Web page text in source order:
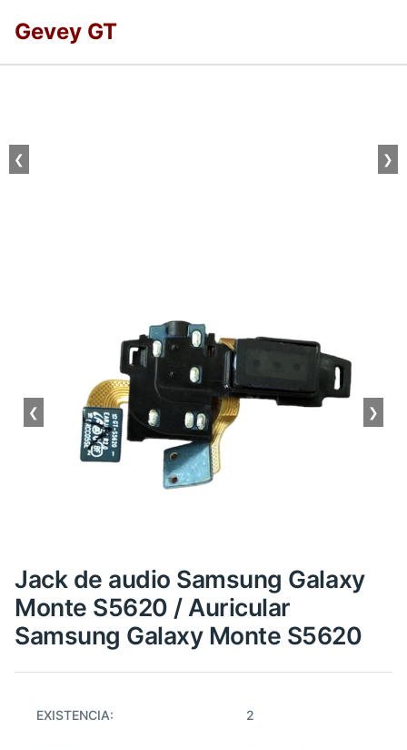
Gevey GT
❮ ❯
❮ ❯
Jack de audio Samsung Galaxy
Monte S5620 / Auricular
Samsung Galaxy Monte S5620
EXISTENCIA: 2